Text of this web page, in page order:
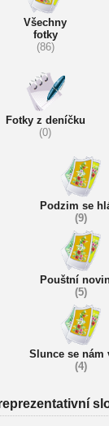
Všechny
fotky
(86)
Fotky z deníčku
(0)
Podzim se
(9)
Pouštní
(5)
Slunce se nám
(4)